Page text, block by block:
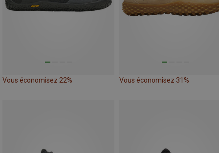
Vous économisez 22% Vous économisez 31%